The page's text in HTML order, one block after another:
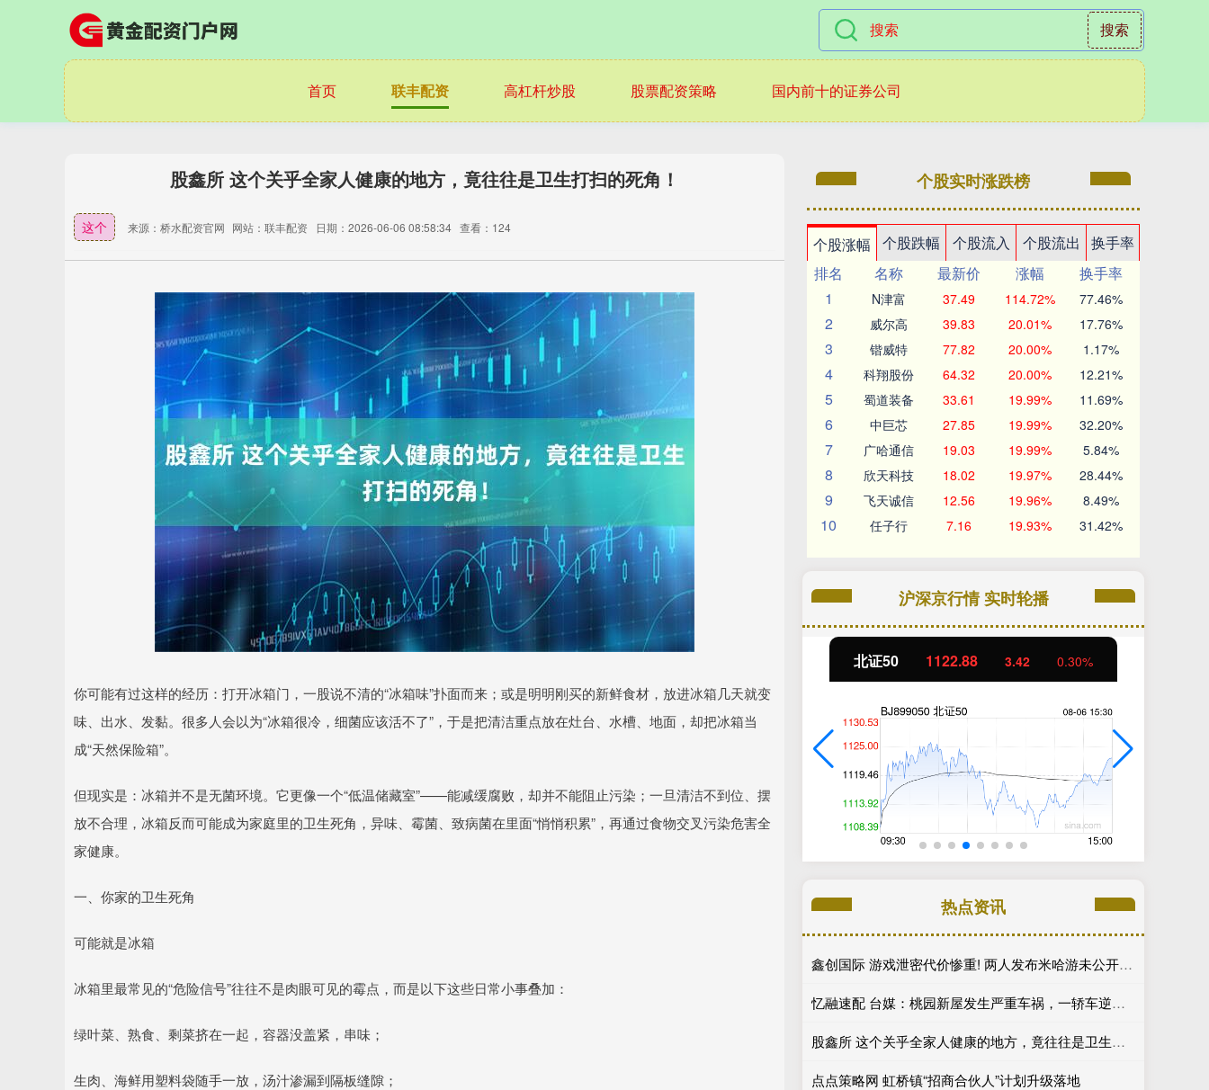
搜索
首页 联丰配资 高杠杆炒股 股票配资策略 国内前十的证券公司
股鑫所 这个关乎全家人健康的地方，竟往往是卫生打扫的死角！
这个 来源：桥水配资官网 网站：联丰配资 日期：2026-06-06 08:58:34 查看：124
你可能有过这样的经历：打开冰箱门，一股说不清的“冰箱味”扑面而来；或是明明刚买的新鲜食材，放进冰箱几天就变
味、出水、发黏。很多人会以为“冰箱很冷，细菌应该活不了”，于是把清洁重点放在灶台、水槽、地面，却把冰箱当
成“天然保险箱”。
但现实是：冰箱并不是无菌环境。它更像一个“低温储藏室”——能减缓腐败，却并不能阻止污染；一旦清洁不到位、摆
放不合理，冰箱反而可能成为家庭里的卫生死角，异味、霉菌、致病菌在里面“悄悄积累”，再通过食物交叉污染危害全
家健康。
一、你家的卫生死角
可能就是冰箱
冰箱里最常见的“危险信号”往往不是肉眼可见的霉点，而是以下这些日常小事叠加：
绿叶菜、熟食、剩菜挤在一起，容器没盖紧，串味；
生肉、海鲜用塑料袋随手一放，汤汁渗漏到隔板缝隙；
个股实时涨跌榜
个股涨幅 个股跌幅 个股流入 个股流出
换手率
排名
名称 最新价 涨幅
换手率
1
N津富 37.49 114.72% 77.46%
2 威尔高 39.83 20.01% 17.76%
3 锴威特 77.82 20.00% 1.17%
4 科翔股份 64.32 20.00% 12.21%
5 蜀道装备 33.61 19.99% 11.69%
6 中巨芯 27.85 19.99% 32.20%
7 广哈通信 19.03 19.99% 5.84%
8 欣天科技 18.02 19.97% 28.44%
9 飞天诚信 12.56 19.96% 8.49%
10 任子行 7.16 19.93% 31.42%
沪深京行情 实时轮播
北证50 1122.88 3.42 0.30%
热点资讯
鑫创国际 游戏泄密代价惨重! 两人发布米哈游未公开实机视频获刑
忆融速配 台媒：桃园新屋发生严重车祸，一轿车逆行致4死2伤
股鑫所 这个关乎全家人健康的地方，竟往往是卫生打扫的死角！
点点策略网 虹桥镇“招商合伙人”计划升级落地